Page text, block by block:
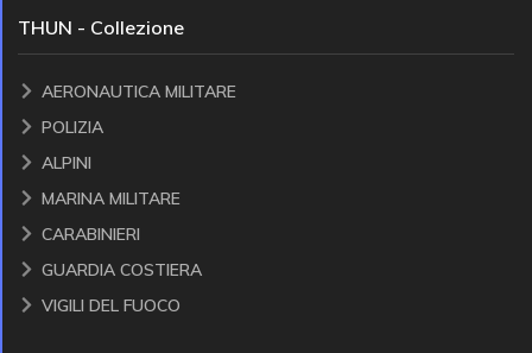
THUN - Collezione
AERONAUTICA MILITARE
POLIZIA
ALPINI
MARINA MILITARE
CARABINIERI
GUARDIA COSTIERA
VIGILI DEL FUOCO